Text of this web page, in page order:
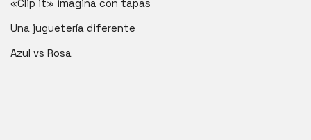
«Clip it» imagina con tapas
Una juguetería diferente
Azul vs Rosa